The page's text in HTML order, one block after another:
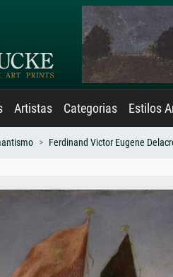
Artistas Categorias Estilos
Ferdinand Victor Eugene